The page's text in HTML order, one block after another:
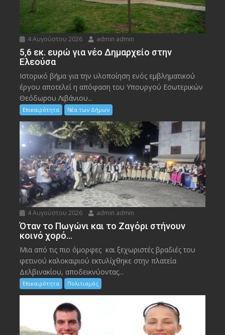
4 Αυγούστου 2026 admin admin
5,6 εκ. ευρώ για νέο Δημαρχείο στην
Ελεούσα
Ιστορικό βήμα για την υλοποίηση ενός εμβληματικού
έργου αποτελεί η απόφαση του Υπουργού Εσωτερικών
Θεόδωρου Λιβάνιου...
Επικαιρότητα Νέα των Δήμων
4 Αυγούστου 2026 admin admin
Όταν το Πωγώνι και το Ζαγόρι στήνουν
κοινό χορό…
Μια από τις πιο όμορφες και ξεχωριστές βραδιές του
φετινού καλοκαιριού εκτυλίχθηκε στην πλατεία
Δελβινακίου, αποδεικνύοντας...
Επικαιρότητα Πολιτισμός